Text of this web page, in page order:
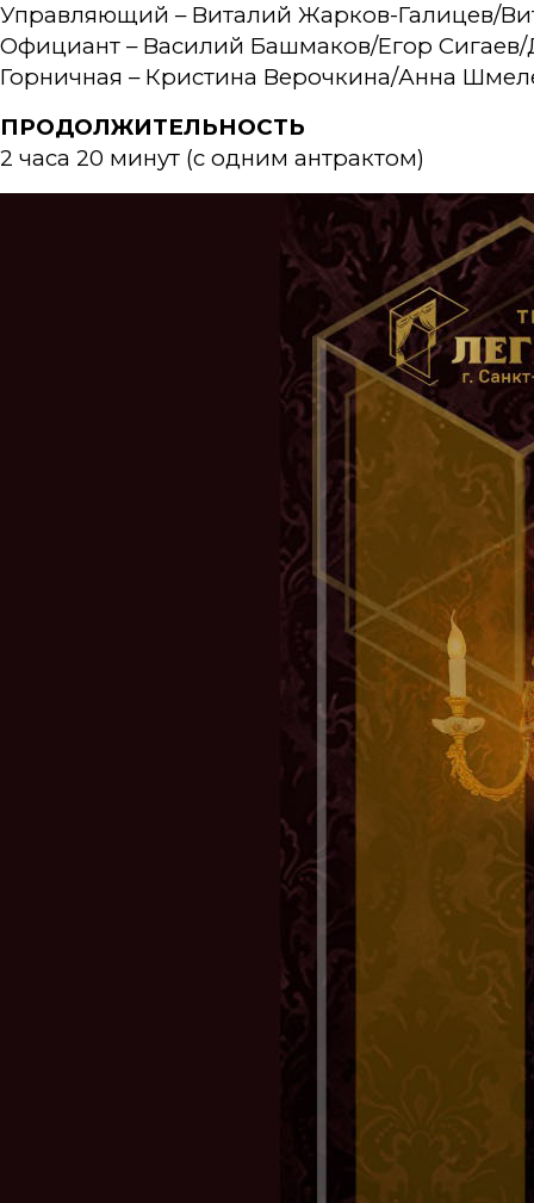
Управляющий – Виталий Жарков-Галицев/
Официант – Василий Башмаков/Егор
Горничная – Кристина Верочкина/Анна
ПРОДОЛЖИТЕЛЬНОСТЬ
2 часа 20 минут (с одним антрактом)